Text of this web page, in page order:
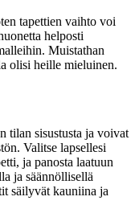
tapettien vaihto voi
helposti
Muistathan
olisi heille mieluinen.
tilan sisustusta ja voivat
Valitse lapsellesi
ja panosta laatuun
ja säännöllisellä
säilyvät kauniina ja